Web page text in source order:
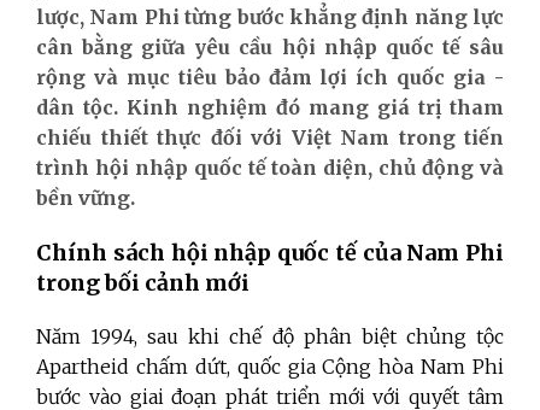
lược, Nam Phi từng bước khẳng định năng lực
cân bằng giữa yêu cầu hội nhập quốc tế sâu
rộng và mục tiêu bảo đảm lợi ích quốc gia -
dân tộc. Kinh nghiệm đó mang giá trị tham
chiếu thiết thực đối với Việt Nam trong tiến
trình hội nhập quốc tế toàn diện, chủ động và
bền vững.
Chính sách hội nhập quốc tế của Nam Phi
trong bối cảnh mới
Năm 1994, sau khi chế độ phân biệt chủng tộc
Apartheid chấm dứt, quốc gia Cộng hòa Nam Phi
bước vào giai đoạn phát triển mới với quyết tâm